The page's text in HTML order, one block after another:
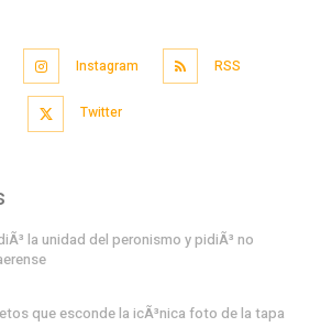
Instagram RSS
Twitter
la unidad del peronismo y pidiÃ³ no
que esconde la icÃ³nica foto de la tapa